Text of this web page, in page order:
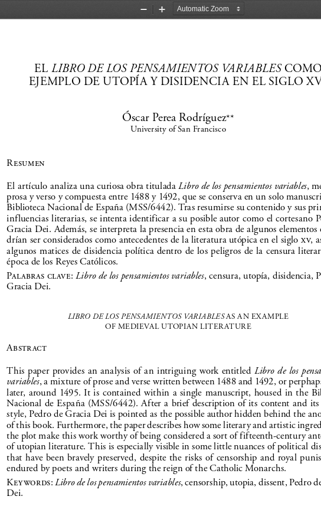
Zoom
Zoom
EL LIBRO DE LOS PENSAMIENTOS VARIABLES COMO
EJEMPLO DE UTOPÍA Y DISIDENCIA EN EL SIGLO XV
Óscar Perea Rodríguez**
University of San Francisco
Resumen
El artículo analiza una curiosa obra titulada Libro de los pensamientos variables,
prosa y verso y compuesta entre 1488 y 1492, que se conserva en un solo
Biblioteca Nacional de España (MSS/6442). Tras resumirse su contenido y sus
inf luencias literarias, se intenta identificar a su posible autor como el cortesano
Gracia Dei. Además, se interpreta la presencia en esta obra de algunos elementos
drían ser considerados como antecedentes de la literatura utópica en el siglo xv,
algunos matices de disidencia política dentro de los peligros de la censura
época de los Reyes Católicos.
Palabras clave: Libro de los pensamientos variables, censura, utopía, disidencia,
Gracia Dei.
LIBRO DE LOS PENSAMIENTOS VARIABLES AS AN EX AMPLE
OF MEDIEVAL UTOPIAN LITER ATURE
Abstract
This  paper  provides  an  analysis  of  an  intriguing  work  entitled Libro  de  los
variables, a mixture of prose and verse written between 1488 and 1492, or
later,  around  1495.  It  is  contained  within  a  single  manuscript,  housed  in  the
Nacional  de  España  (MSS/6442).  After  a  brief  description  of  its  content  and
style, Pedro de Gracia Dei is pointed as the possible author hidden behind the
of this book. Furthermore, the paper describes how some literary and artistic
the plot make this work worthy of being considered a sort of fifteenth-century
of utopian literature. This is especially visible in some little nuances of political
that  have  been  bravely  preserved,  despite  the  risks  of  censorship  and  royal
endured by poets and writers during the reign of the Catholic Monarchs.
Keywords: Libro de los pensamientos variables, censorship, utopia, dissent, Pedro
Dei.